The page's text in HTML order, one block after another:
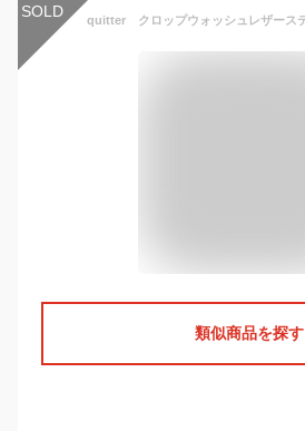
SOLD
類似商品を探す